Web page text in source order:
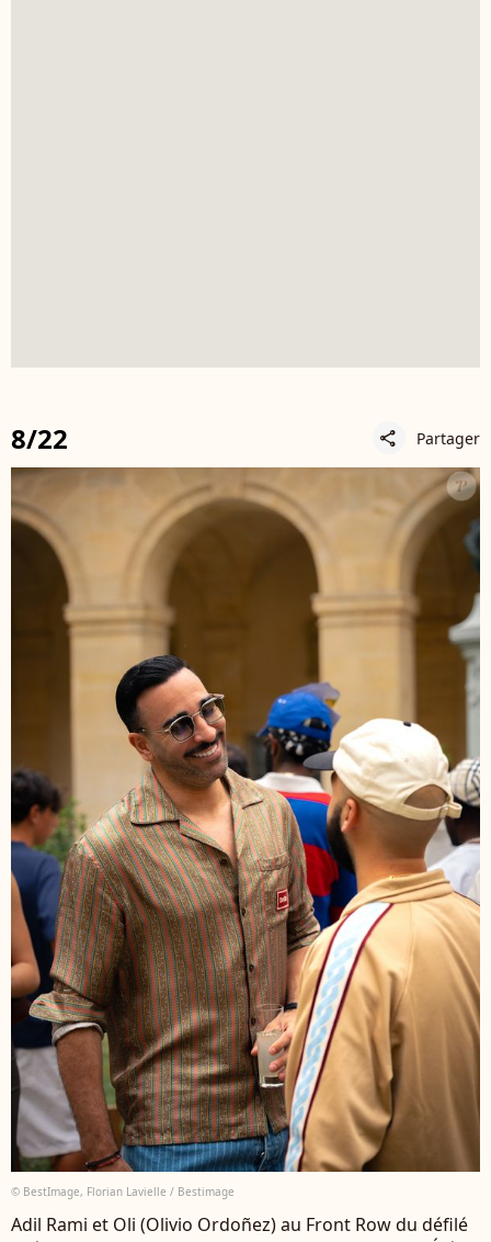
8/22 share Partager
© BestImage, Florian Lavielle / Bestimage
Adil Rami et Oli (Olivio Ordoñez) au Front Row du défilé